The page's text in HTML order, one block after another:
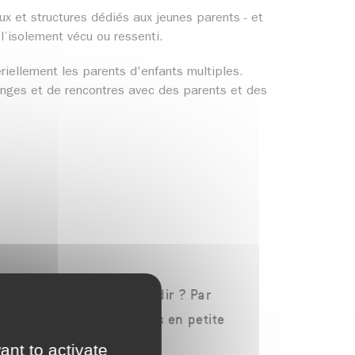
to activate
et structures dédiés aux jeunes parents - et
vécu ou ressenti.
les parents d'enfants multiples.
et de rencontres avec des parents et des
le jeune enfant à grandir ? Par
Spécialiste des relations en petite